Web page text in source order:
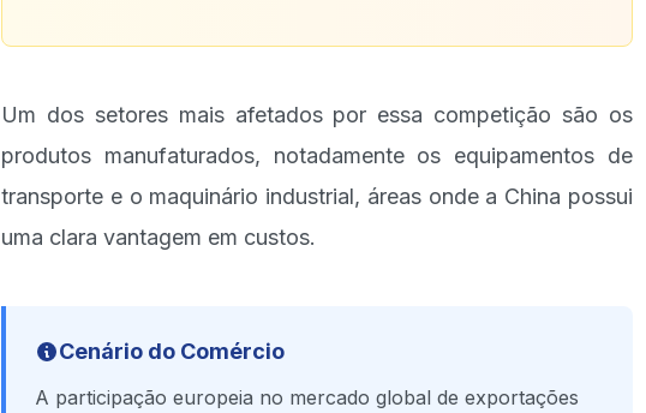
Um dos setores mais afetados por essa competição são os
produtos manufaturados, notadamente os equipamentos de
transporte e o maquinário industrial, áreas onde a China possui
uma clara vantagem em custos.
Cenário do Comércio
A participação europeia no mercado global de exportações